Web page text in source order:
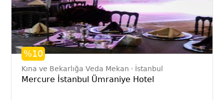
%10
Kına ve Bekarlığa Veda Mekan İstanbul
Mercure İstanbul Ümraniye Hotel